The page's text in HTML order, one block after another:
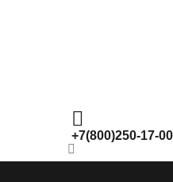
+7(800)250-17-00